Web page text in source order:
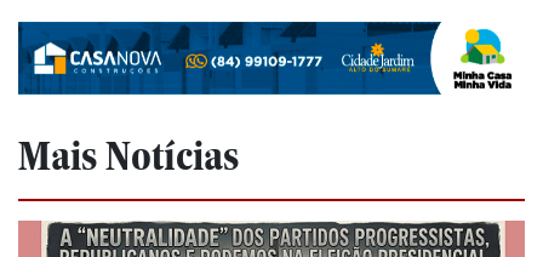
Mais Notícias